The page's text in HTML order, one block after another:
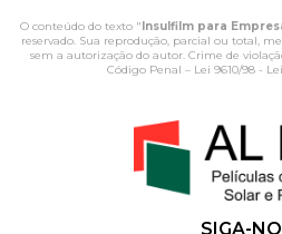
O conteúdo do texto " Insulfilm para
reservado. Sua reprodução, parcial ou total,
sem a autorização do autor. Crime de
Código Penal – Lei 9610/98 -
SIGA-